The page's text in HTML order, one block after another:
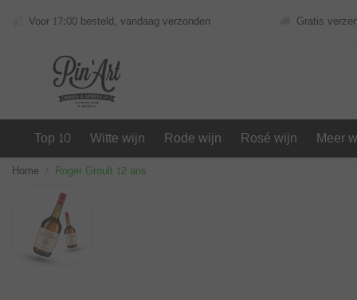
Voor 17:00 besteld, vandaag verzonden Gratis
Top 10 Witte wijn Rode wijn Rosé wijn Meer
Home Roger Groult 12 ans